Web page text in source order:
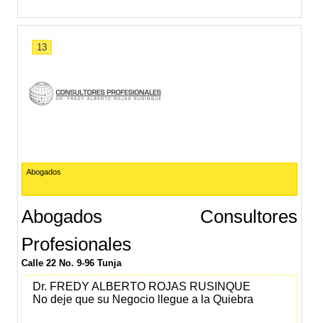
13
Abogados
Abogados Consultores
Profesionales
Calle 22 No. 9-96 Tunja
Dr. FREDY ALBERTO ROJAS RUSINQUE
No deje que su Negocio llegue a la Quiebra